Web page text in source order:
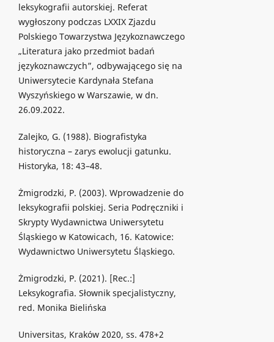
leksykografii autorskiej. Referat
wygłoszony podczas LXXIX Zjazdu
Polskiego Towarzystwa Językoznawczego
„Literatura jako przedmiot badań
językoznawczych”, odbywającego się na
Uniwersytecie Kardynała Stefana
Wyszyńskiego w Warszawie, w dn.
26.09.2022.
Zalejko, G. (1988). Biografistyka
historyczna – zarys ewolucji gatunku.
Historyka, 18: 43–48.
Żmigrodzki, P. (2003). Wprowadzenie do
leksykografii polskiej. Seria Podręczniki i
Skrypty Wydawnictwa Uniwersytetu
Śląskiego w Katowicach, 16. Katowice:
Wydawnictwo Uniwersytetu Śląskiego.
Żmigrodzki, P. (2021). [Rec.:]
Leksykografia. Słownik specjalistyczny,
red. Monika Bielińska
Universitas, Kraków 2020, ss. 478+2